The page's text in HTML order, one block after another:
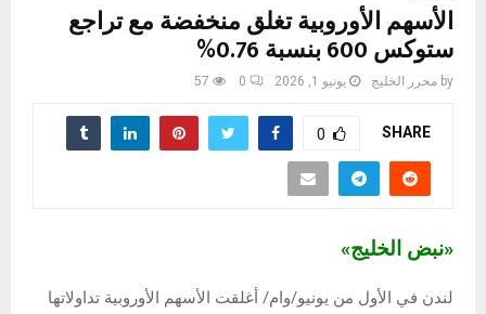
الأسهم الأوروبية تغلق منخفضة مع تراجع
ستوكس 600 بنسبة 0.76%
by محرر الخليج يونيو 1, 2026 0
57
SHARE
0
«نبض الخليج»
لندن في الأول من يونيو/وام/ أغلقت الأسهم الأوروبية تداولاتها